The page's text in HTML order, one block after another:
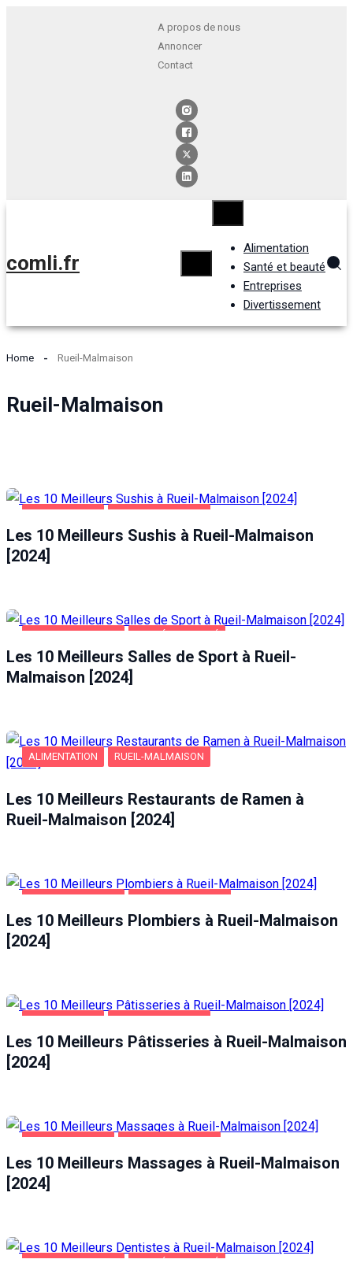
A propos de nous
Annoncer
Contact
comli.fr
Alimentation
Santé et beauté
Entreprises
Divertissement
Home Rueil-Malmaison
Rueil-Malmaison
Les 10 Meilleurs Sushis à Rueil-Malmaison
[2024]
Les 10 Meilleurs Salles de Sport à Rueil-
Malmaison [2024]
ALIMENTATION RUEIL-MALMAISON
Les 10 Meilleurs Restaurants de Ramen à
Rueil-Malmaison [2024]
Les 10 Meilleurs Plombiers à Rueil-Malmaison
[2024]
Les 10 Meilleurs Pâtisseries à Rueil-Malmaison
[2024]
Les 10 Meilleurs Massages à Rueil-Malmaison
[2024]
facultatifs. Ils
sont
nécessaires au
fonctionnement
du site Web.
Afin que
nous
améliorer la
fonctionnalité
et la structure
dont le site
Web est
fonctionne
possible lors
de votre visite.
Si vous
fonctionnalités
du site Web.
votre intérêt et
votre